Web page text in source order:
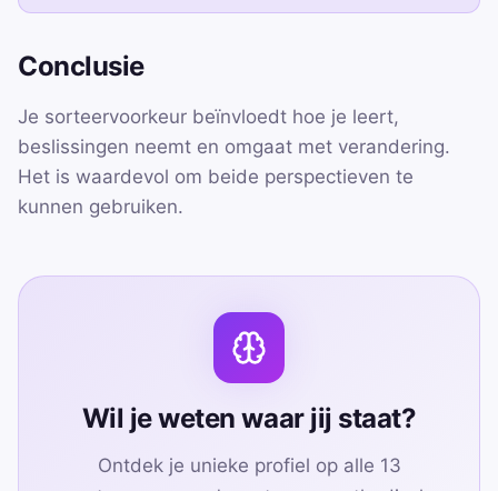
Conclusie
Je sorteervoorkeur beïnvloedt hoe je leert,
beslissingen neemt en omgaat met verandering.
Het is waardevol om beide perspectieven te
kunnen gebruiken.
Wil je weten waar jij staat?
Ontdek je unieke profiel op alle 13